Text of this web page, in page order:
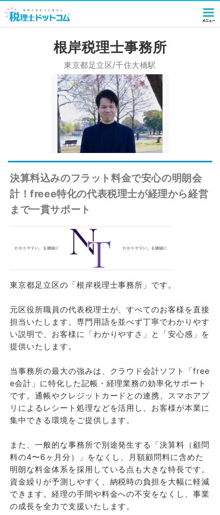
根岸税理士事務所
東京都足立区/千住大橋駅
決算料込みのフラット料金で安心の明朗会
計！freee特化の代表税理士が経理から経営
まで一貫サポート
東京都足立区の「根岸税理士事務所」です。
元区役所職員の代表税理士が、すべてのお客様を直接
担当いたします。専門用語を並べず丁寧でわかりやす
い説明で、お客様に「わかりやすさ」と「安心感」を
提供いたします。
当事務所の最大の強みは、クラウド会計ソフト「free
e会計」に特化した記帳・経理業務の効率化サポート
です。通帳やクレジットカードとの連携、スマホアプ
リによるレシート処理などを活用し、お客様が本業に
集中できる環境をご提供します。
また、一般的な事務所で別途発生する「決算料（顧問
料の4〜6ヶ月分）」をなくし、月額顧問料に含めた
明朗な料金体系を採用している点も大きな特長です。
資金繰りが予測しやすく、納税時の負担を大幅に軽減
できます。経理の手間や料金への不安をなくし、事業
の成長を全力で支援いたします。